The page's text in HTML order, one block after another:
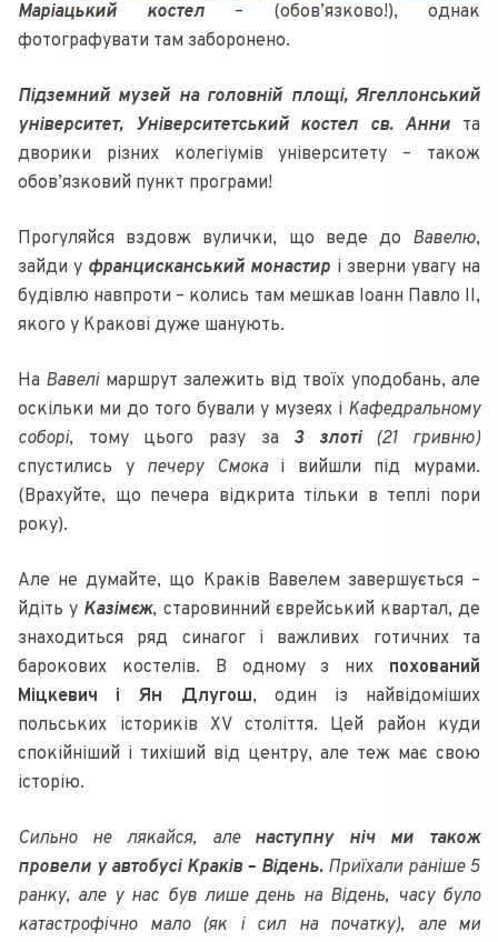
Маріацький костел – (обов’язково!), однак
фотографувати там заборонено.
Підземний музей на головній площі, Ягеллонський
університет, Університетський костел св. Анни та
дворики різних колегіумів університету – також
обов’язковий пункт програми!
Прогуляйся вздовж вулички, що веде до Вавелю,
зайди у францисканський монастир і зверни увагу на
будівлю навпроти – колись там мешкав Іоанн Павло ІІ,
якого у Кракові дуже шанують.
На Вавелі маршрут залежить від твоїх уподобань, але
оскільки ми до того бували у музеях і Кафедральному
соборі, тому цього разу за 3 злоті (21 гривню)
спустились у печеру Смокаі вийшли під мурами.
(Врахуйте, що печера відкрита тільки в теплі пори
року).
Але не думайте, що Краків Вавелем завершується –
йдіть у Казімєж, старовинний єврейський квартал, де
знаходиться ряд синагог і важливих готичних та
барокових костелів. В одному з них похований
Міцкевич і Ян Длугош, один із найвідоміших
польських істориків XV століття. Цей район куди
спокійніший і тихіший від центру, але теж має свою
історію.
Сильно не лякайся, але наступну ніч ми також
провели у автобусі Краків – Відень.Приїхали раніше 5
ранку, але у нас був лише день на Відень, часу було
катастрофічно мало (як і сил на початку), але ми